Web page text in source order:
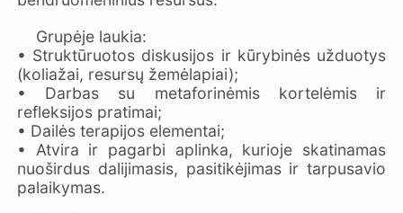
Grupėje laukia:
• Struktūruotos diskusijos ir kūrybinės užduotys
(koliažai, resursų žemėlapiai);
• Darbas su metaforinėmis kortelėmis ir
refleksijos pratimai;
• Dailės terapijos elementai;
• Atvira ir pagarbi aplinka, kurioje skatinamas
nuoširdus dalijimasis, pasitikėjimas ir tarpusavio
palaikymas.